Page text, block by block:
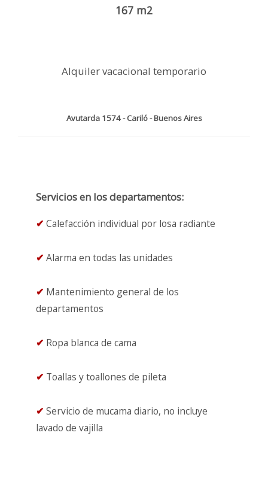
167 m2
Alquiler vacacional temporario
Avutarda 1574 - Cariló - Buenos Aires
Servicios en los departamentos:
✔ Calefacción individual por losa radiante
✔ Alarma en todas las unidades
✔ Mantenimiento general de los
departamentos
✔ Ropa blanca de cama
✔ Toallas y toallones de pileta
✔ Servicio de mucama diario, no incluye
lavado de vajilla